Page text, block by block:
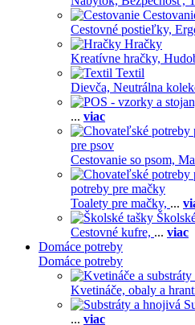
Cestovné postieľky,
Hračky
Kreatívne hračky,
Textil
Dievča, Neutrálna
... viac
pre psov
Cestovanie so psom,
potreby pre mačky
Toalety pre mačky, ...
Cestovné kufre, ... viac
Domáce potreby
Domáce potreby
Kvetináče, obaly a
... viac